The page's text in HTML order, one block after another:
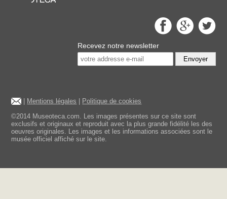
Recevez notre newsletter
Envoyer
Mentions légales
Politique de cookies
©2014 Museoteca.com. Les images présentes sur ce site sont
exclusifs et originaux et reproduit avec la plus grande fidélité les des
oeuvres originales. Les images et les informations associées sont le
musée officiel affiché sur le site.